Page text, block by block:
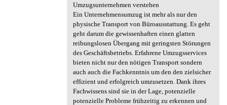
Umzugsunternehmen verstehen
Ein Unternehmensumzug ist mehr als nur den
physische Transport von Büroausstattung. Es geht
geht darum die gewissenhaften einen glatten
reibungslosen Übergang mit geringsten Störungen
des Geschäftsbetriebs. Erfahrene Umzugsservices
bieten nicht nur den nötigen Transport sondern
auch auch die Fachkenntnis um den den zielsicher
effizient und erfolgreich umzusetzen. Dank ihres
Fachwissens sind sie in der Lage, potenzielle
potenzielle Probleme frühzeitig zu erkennen und